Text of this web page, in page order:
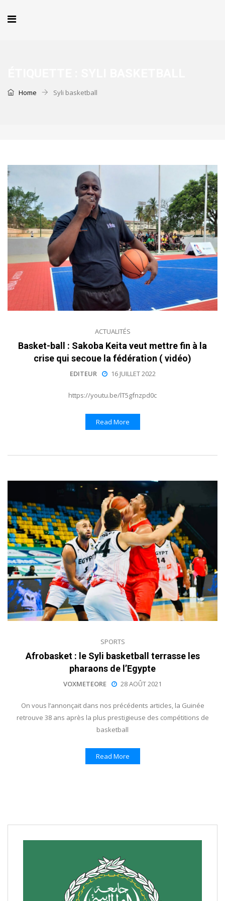
Home Syli basketball
ACTUALITÉS
Basket-ball : Sakoba Keita veut mettre fin à la
crise qui secoue la fédération ( vidéo)
EDITEUR 16 JUILLET 2022
https://youtu.be/lT5gfnzpd0c
Read More
SPORTS
Afrobasket : le Syli basketball terrasse les
pharaons de l’Egypte
VOXMETEORE 28 AOÛT 2021
On vous l’annonçait dans nos précédents articles, la Guinée
retrouve 38 ans après la plus prestigieuse des compétitions de
basketball
Read More